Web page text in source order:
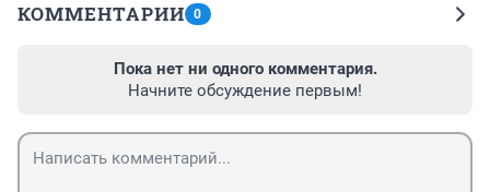
КОММЕНТАРИИ 0
Пока нет ни одного комментария.
Начните обсуждение первым!